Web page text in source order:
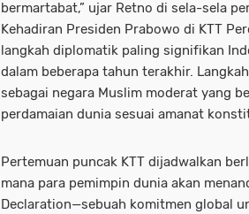
bermartabat,” ujar Retno di sela-sela
Kehadiran Presiden Prabowo di KTT
langkah diplomatik paling signifikan
dalam beberapa tahun terakhir.
sebagai negara Muslim moderat yang
perdamaian dunia sesuai amanat
Pertemuan puncak KTT dijadwalkan
mana para pemimpin dunia akan
Declaration—sebuah komitmen global